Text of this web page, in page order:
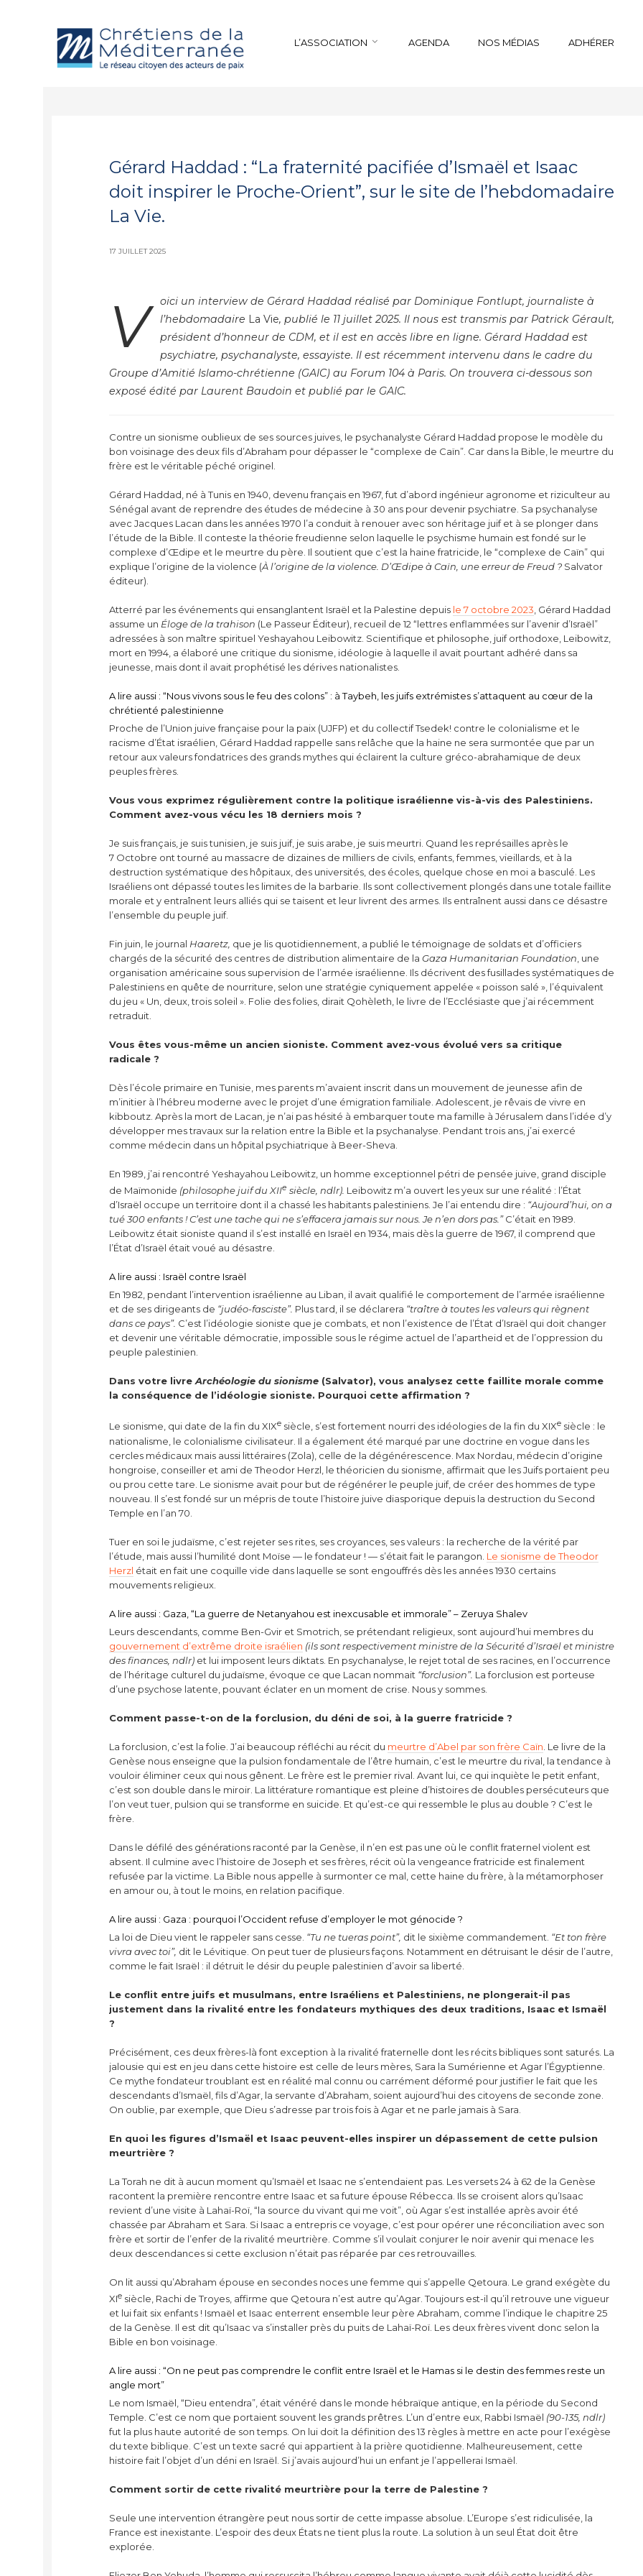
L’ASSOCIATION AGENDA NOS MÉDIAS ADHÉRER
Gérard Haddad : “La fraternité pacifiée d’Ismaël et Isaac
doit inspirer le Proche-Orient”, sur le site de l’hebdomadaire
La Vie.
17 JUILLET 2025
V
oici un interview de Gérard Haddad réalisé par Dominique Fontlupt, journaliste à
l’hebdomadaire La Vie, publié le 11 juillet 2025. Il nous est transmis par Patrick Gérault,
président d’honneur de CDM, et il est en accès libre en ligne. Gérard Haddad est
psychiatre, psychanalyste, essayiste. Il est récemment intervenu dans le cadre du
Groupe d’Amitié Islamo-chrétienne (GAIC) au Forum 104 à Paris. On trouvera ci-dessous son
exposé édité par Laurent Baudoin et publié par le GAIC.
Contre un sionisme oublieux de ses sources juives, le psychanalyste Gérard Haddad propose le modèle du
bon voisinage des deux fils d’Abraham pour dépasser le “complexe de Caïn”. Car dans la Bible, le meurtre du
frère est le véritable péché originel.
Gérard Haddad, né à Tunis en 1940, devenu français en 1967, fut d’abord ingénieur agronome et riziculteur au
Sénégal avant de reprendre des études de médecine à 30 ans pour devenir psychiatre. Sa psychanalyse
avec Jacques Lacan dans les années 1970 l’a conduit à renouer avec son héritage juif et à se plonger dans
l’étude de la Bible. Il conteste la théorie freudienne selon laquelle le psychisme humain est fondé sur le
complexe d’Œdipe et le meurtre du père. Il soutient que c’est la haine fratricide, le “complexe de Caïn” qui
explique l’origine de la violence (À l’origine de la violence. D’Œdipe à Caïn, une erreur de Freud ? Salvator
éditeur).
Atterré par les événements qui ensanglantent Israël et la Palestine depuis le 7 octobre 2023 , Gérard Haddad
assume un Éloge de la trahison (Le Passeur Éditeur), recueil de 12 “lettres enflammées sur l’avenir d’Israël”
adressées à son maître spirituel Yeshayahou Leibowitz. Scientifique et philosophe, juif orthodoxe, Leibowitz,
mort en 1994, a élaboré une critique du sionisme, idéologie à laquelle il avait pourtant adhéré dans sa
jeunesse, mais dont il avait prophétisé les dérives nationalistes.
A lire aussi : “Nous vivons sous le feu des colons” : à Taybeh, les juifs extrémistes s’attaquent au cœur de la
chrétienté palestinienne
Proche de l’Union juive française pour la paix (UJFP) et du collectif Tsedek! contre le colonialisme et le
racisme d’État israélien, Gérard Haddad rappelle sans relâche que la haine ne sera surmontée que par un
retour aux valeurs fondatrices des grands mythes qui éclairent la culture gréco-abrahamique de deux
peuples frères.
Vous vous exprimez régulièrement contre la politique israélienne vis-à-vis des Palestiniens.
Comment avez-vous vécu les 18 derniers mois ?
Je suis français, je suis tunisien, je suis juif, je suis arabe, je suis meurtri. Quand les représailles après le
7 Octobre ont tourné au massacre de dizaines de milliers de civils, enfants, femmes, vieillards, et à la
destruction systématique des hôpitaux, des universités, des écoles, quelque chose en moi a basculé. Les
Israéliens ont dépassé toutes les limites de la barbarie. Ils sont collectivement plongés dans une totale faillite
morale et y entraînent leurs alliés qui se taisent et leur livrent des armes. Ils entraînent aussi dans ce désastre
l’ensemble du peuple juif.
Fin juin, le journal Haaretz, que je lis quotidiennement, a publié le témoignage de soldats et d’officiers
chargés de la sécurité des centres de distribution alimentaire de la Gaza Humanitarian Foundation , une
organisation américaine sous supervision de l’armée israélienne. Ils décrivent des fusillades systématiques de
Palestiniens en quête de nourriture, selon une stratégie cyniquement appelée « poisson salé », l’équivalent
du jeu « Un, deux, trois soleil ». Folie des folies, dirait Qohèleth, le livre de l’Ecclésiaste que j’ai récemment
retraduit.
Vous êtes vous-même un ancien sioniste. Comment avez-vous évolué vers sa critique
radicale ?
Dès l’école primaire en Tunisie, mes parents m’avaient inscrit dans un mouvement de jeunesse afin de
m’initier à l’hébreu moderne avec le projet d’une émigration familiale. Adolescent, je rêvais de vivre en
kibboutz. Après la mort de Lacan, je n’ai pas hésité à embarquer toute ma famille à Jérusalem dans l’idée d’y
développer mes travaux sur la relation entre la Bible et la psychanalyse. Pendant trois ans, j’ai exercé
comme médecin dans un hôpital psychiatrique à Beer-Sheva.
En 1989, j’ai rencontré Yeshayahou Leibowitz, un homme exceptionnel pétri de pensée juive, grand disciple
de Maïmonide (philosophe juif du XIIe siècle, ndlr). Leibowitz m’a ouvert les yeux sur une réalité : l’État
d’Israël occupe un territoire dont il a chassé les habitants palestiniens. Je l’ai entendu dire : “Aujourd’hui, on a
tué 300 enfants ! C’est une tache qui ne s’effacera jamais sur nous. Je n’en dors pas.”C’était en 1989.
Leibowitz était sioniste quand il s’est installé en Israël en 1934, mais dès la guerre de 1967, il comprend que
l’État d’Israël était voué au désastre.
A lire aussi : Israël contre Israël
En 1982, pendant l’intervention israélienne au Liban, il avait qualifié le comportement de l’armée israélienne
et de ses dirigeants de “judéo-fasciste”. Plus tard, il se déclarera “traître à toutes les valeurs qui règnent
dans ce pays”. C’est l’idéologie sioniste que je combats, et non l’existence de l’État d’Israël qui doit changer
et devenir une véritable démocratie, impossible sous le régime actuel de l’apartheid et de l’oppression du
peuple palestinien.
Dans votre livreArchéologie du sionisme (Salvator), vous analysez cette faillite morale comme
la conséquence de l’idéologie sioniste. Pourquoi cette affirmation ?
Le sionisme, qui date de la fin du XIXe siècle, s’est fortement nourri des idéologies de la fin du XIXe siècle : le
nationalisme, le colonialisme civilisateur. Il a également été marqué par une doctrine en vogue dans les
cercles médicaux mais aussi littéraires (Zola), celle de la dégénérescence. Max Nordau, médecin d’origine
hongroise, conseiller et ami de Theodor Herzl, le théoricien du sionisme, affirmait que les Juifs portaient peu
ou prou cette tare. Le sionisme avait pour but de régénérer le peuple juif, de créer des hommes de type
nouveau. Il s’est fondé sur un mépris de toute l’histoire juive diasporique depuis la destruction du Second
Temple en l’an 70.
Tuer en soi le judaïsme, c’est rejeter ses rites, ses croyances, ses valeurs : la recherche de la vérité par
l’étude, mais aussi l’humilité dont Moïse — le fondateur ! — s’était fait le parangon. Le sionisme de Theodor
Herzl était en fait une coquille vide dans laquelle se sont engouffrés dès les années 1930 certains
mouvements religieux.
A lire aussi : Gaza, “La guerre de Netanyahou est inexcusable et immorale” – Zeruya Shalev
Leurs descendants, comme Ben-Gvir et Smotrich, se prétendant religieux, sont aujourd’hui membres du
gouvernement d’extrême droite israélien (ils sont respectivement ministre de la Sécurité d’Israël et ministre
des finances, ndlr) et lui imposent leurs diktats. En psychanalyse, le rejet total de ses racines, en l’occurrence
de l’héritage culturel du judaïsme, évoque ce que Lacan nommait “forclusion”. La forclusion est porteuse
d’une psychose latente, pouvant éclater en un moment de crise. Nous y sommes.
Comment passe-t-on de la forclusion, du déni de soi, à la guerre fratricide ?
La forclusion, c’est la folie. J’ai beaucoup réfléchi au récit du meurtre d’Abel par son frère Caïn . Le livre de la
Genèse nous enseigne que la pulsion fondamentale de l’être humain, c’est le meurtre du rival, la tendance à
vouloir éliminer ceux qui nous gênent. Le frère est le premier rival. Avant lui, ce qui inquiète le petit enfant,
c’est son double dans le miroir. La littérature romantique est pleine d’histoires de doubles persécuteurs que
l’on veut tuer, pulsion qui se transforme en suicide. Et qu’est-ce qui ressemble le plus au double ? C’est le
frère.
Dans le défilé des générations raconté par la Genèse, il n’en est pas une où le conflit fraternel violent est
absent. Il culmine avec l’histoire de Joseph et ses frères, récit où la vengeance fratricide est finalement
refusée par la victime. La Bible nous appelle à surmonter ce mal, cette haine du frère, à la métamorphoser
en amour ou, à tout le moins, en relation pacifique.
A lire aussi : Gaza : pourquoi l’Occident refuse d’employer le mot génocide ?
La loi de Dieu vient le rappeler sans cesse. “Tu ne tueras point”, dit le sixième commandement. “Et ton frère
vivra avec toi”, dit le Lévitique. On peut tuer de plusieurs façons. Notamment en détruisant le désir de l’autre,
comme le fait Israël : il détruit le désir du peuple palestinien d’avoir sa liberté.
Le conflit entre juifs et musulmans, entre Israéliens et Palestiniens, ne plongerait-il pas
justement dans la rivalité entre les fondateurs mythiques des deux traditions, Isaac et Ismaël
?
Précisément, ces deux frères-là font exception à la rivalité fraternelle dont les récits bibliques sont saturés. La
jalousie qui est en jeu dans cette histoire est celle de leurs mères, Sara la Sumérienne et Agar l’Égyptienne.
Ce mythe fondateur troublant est en réalité mal connu ou carrément déformé pour justifier le fait que les
descendants d’Ismaël, fils d’Agar, la servante d’Abraham, soient aujourd’hui des citoyens de seconde zone.
On oublie, par exemple, que Dieu s’adresse par trois fois à Agar et ne parle jamais à Sara.
En quoi les figures d’Ismaël et Isaac peuvent-elles inspirer un dépassement de cette pulsion
meurtrière ?
La Torah ne dit à aucun moment qu’Ismaël et Isaac ne s’entendaient pas. Les versets 24 à 62 de la Genèse
racontent la première rencontre entre Isaac et sa future épouse Rébecca. Ils se croisent alors qu’Isaac
revient d’une visite à Lahaï-Roï, “la source du vivant qui me voit”, où Agar s’est installée après avoir été
chassée par Abraham et Sara. Si Isaac a entrepris ce voyage, c’est pour opérer une réconciliation avec son
frère et sortir de l’enfer de la rivalité meurtrière. Comme s’il voulait conjurer le noir avenir qui menace les
deux descendances si cette exclusion n’était pas réparée par ces retrouvailles.
On lit aussi qu’Abraham épouse en secondes noces une femme qui s’appelle Qetoura. Le grand exégète du
XIe siècle, Rachi de Troyes, affirme que Qetoura n’est autre qu’Agar. Toujours est-il qu’il retrouve une vigueur
et lui fait six enfants ! Ismaël et Isaac enterrent ensemble leur père Abraham, comme l’indique le chapitre 25
de la Genèse. Il est dit qu’Isaac va s’installer près du puits de Lahaï-Roï. Les deux frères vivent donc selon la
Bible en bon voisinage.
A lire aussi : “On ne peut pas comprendre le conflit entre Israël et le Hamas si le destin des femmes reste un
angle mort”
Le nom Ismaël, “Dieu entendra”, était vénéré dans le monde hébraïque antique, en la période du Second
Temple. C’est ce nom que portaient souvent les grands prêtres. L’un d’entre eux, Rabbi Ismaël (90-135, ndlr)
fut la plus haute autorité de son temps. On lui doit la définition des 13 règles à mettre en acte pour l’exégèse
du texte biblique. C’est un texte sacré qui appartient à la prière quotidienne. Malheureusement, cette
histoire fait l’objet d’un déni en Israël. Si j’avais aujourd’hui un enfant je l’appellerai Ismaël.
Comment sortir de cette rivalité meurtrière pour la terre de Palestine ?
Seule une intervention étrangère peut nous sortir de cette impasse absolue. L’Europe s’est ridiculisée, la
France est inexistante. L’espoir des deux États ne tient plus la route. La solution à un seul État doit être
explorée.